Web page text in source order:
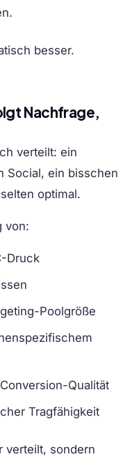
besser.
Nachfrage,
verteilt: ein
Social, ein bisschen
optimal.
von:
Druck
Poolgröße
Qualität
Tragfähigkeit
verteilt, sondern